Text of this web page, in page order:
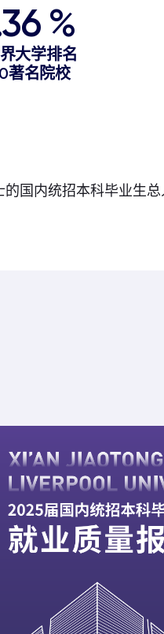
%
大学排名
著名院校
国内统招本科毕业生总